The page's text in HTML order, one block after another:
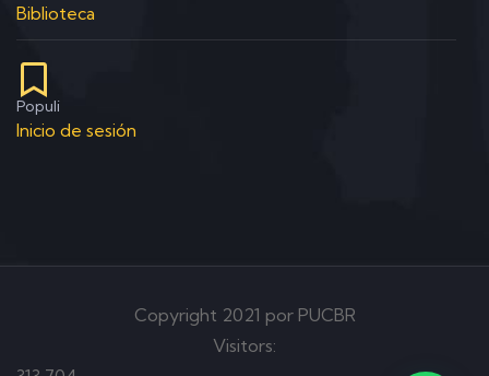
Biblioteca
Populi
Inicio de sesión
Copyright 2021 por PUCBR
Visitors: